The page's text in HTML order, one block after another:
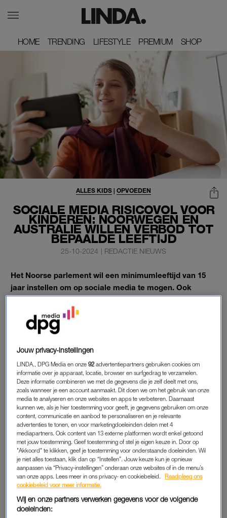
HOME
HOME TRENDING
TRENDING LIFESTYLE
LIFESTYLE PREMIUM
PREMIUM SHOP
SHOP
SOCIALE MEDIA RISICOVOL VOOR
KINDEREN: NOORWEGEN EN
AUSTRALIË WILLEN VERBOD TOT
BEPAALDE LEEFTIJD
ALLES KIDS | OPVOEDEN
25-10-2024 | REDACTIE NIEUWS
Het Noorse parlement wil een minimumleeftijd van 15
jaar instellen om op sociale media te mogen. Ook
Australië test technologie waarmee de platforms
kunnen worden verboden tot een bepaalde leeftijd,
schrijft
NOS.
KINDEREN OP SOCIALE MEDIA
An sich is het goed om kritisch te zijn op de leeftijd waarop je
kinderen op sociale media toelaat,zei media-expert Bert-Jan
Pleijsiervan Mediawijzer eerder tegen LINDA. “Je kunt wel
met de hype mee willen, maar vraag je af of je kind in zijn
ontwikkeling daar wel baat bij heeft. Een kind van 10 tot 14
jaar is nog volop in ontwikkeling. Ze zijn hun identiteit nog aan
het vormen. Als een kind dan alleen maar de mooie plaatjes
van een ander ziet, dan doet dat iets. Want de realiteit is vaak
lastiger. Die leeftijdsgrens is er niet voor niets.”
Pleijsier doelt op de leeftijdsgrens die platforms zelf hanteren
Jouw privacy-instellingen
LINDA., DPG Media en onze92 advertentiepartners gebruiken cookies om
informatie over je apparaat, locatie, browser en surfgedrag te verzamelen.
Deze informatie combineren we met de gegevens die je zelf deelt met ons,
zoals wanneer je een account aanmaakt. Dit doen we om het gebruik van onze
media te analyseren en onze websites en apps te verbeteren. Daarnaast
kunnen we, als je hier toestemming voor geeft, je gegevens gebruiken om onze
content, communicatie en aanbod te personaliseren en je relevante
advertenties te tonen, en voor marketingdoeleinden delen met 4
mediapartners. Ook content van 13 externe platformen wordt enkel getoond
met jouw toestemming. Geef toestemming of stel je eigen keuze in. Door op
"Akkoord" te klikken, geef je toestemming voor onderstaande doeleinden. Wil
je niet alles toestaan, klik dan op “Instellen”. Jouw keuze kun je opnieuw
aanpassen via “Privacy-instellingen” onderaan onze websites of in de menu’s
van onze apps. Lees meer in ons privacy- en cookiebeleid.
Raadpleeg ons
cookiebeleid voor meer informatie.
Wij en onze partners verwerken gegevens voor de volgende
doeleinden: